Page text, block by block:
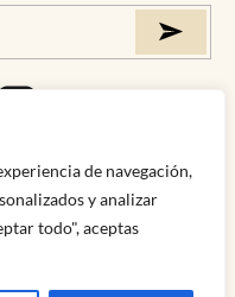
de navegación,
y analizar
todo", aceptas